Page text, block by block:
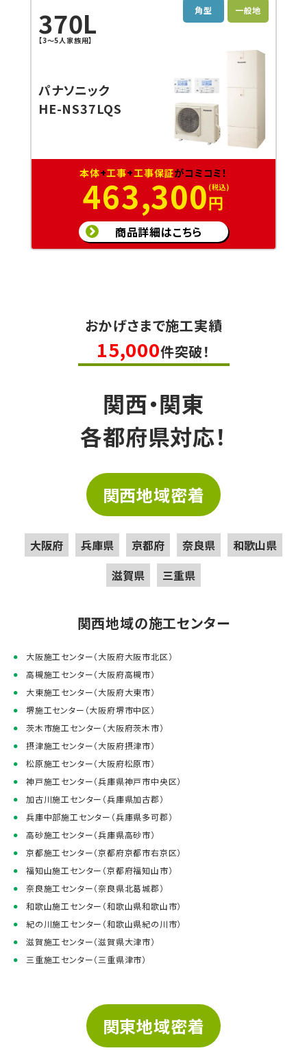
370L
【3～5人家族用】
角型 一般地
パナソニック
HE-NS37LQS
本体+工事+工事保証がコミコミ！
463,300円
商品詳細はこちら
おかげさまで施工実績
15,000件突破！
関西・関東
各都府県対応！
関西地域密着
大阪府 兵庫県 京都府 奈良県
和歌山県
滋賀県
三重県
関西地域の施工センター
大阪施工センター（大阪府大阪市北区）
高槻施工センター（大阪府高槻市）
大東施工センター（大阪府大東市）
堺施工センター（大阪府堺市中区）
茨木市施工センター（大阪府茨木市）
摂津施工センター（大阪府摂津市）
松原施工センター（大阪府松原市）
神戸施工センター（兵庫県神戸市中央区）
加古川施工センター（兵庫県加古郡）
兵庫中部施工センター（兵庫県多可郡）
高砂施工センター（兵庫県高砂市）
京都施工センター（京都府京都市右京区）
福知山施工センター（京都府福知山市）
奈良施工センター（奈良県北葛城郡）
和歌山施工センター（和歌山県和歌山市）
紀の川施工センター（和歌山県紀の川市）
滋賀施工センター（滋賀県大津市）
三重施工センター（三重県津市）
関東地域密着